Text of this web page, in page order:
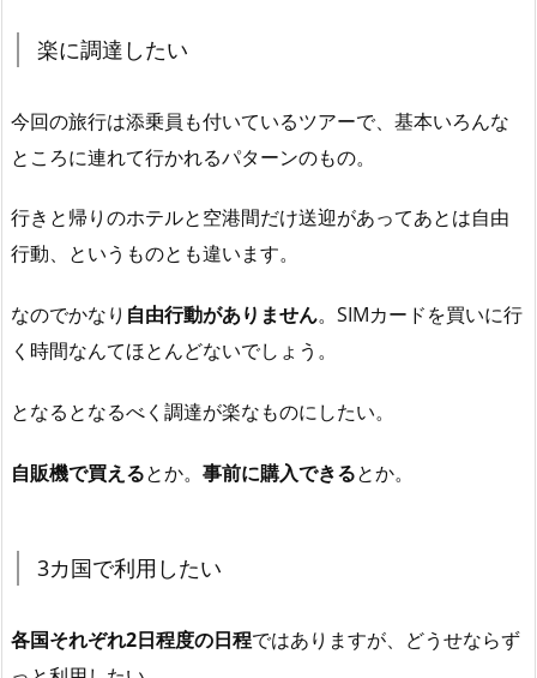
楽に調達したい
今回の旅行は添乗員も付いているツアーで、基本いろんな
ところに連れて行かれるパターンのもの。
行きと帰りのホテルと空港間だけ送迎があってあとは自由
行動、というものとも違います。
なのでかなり 自由行動がありません。SIMカードを買いに行
く時間なんてほとんどないでしょう。
となるとなるべく調達が楽なものにしたい。
自販機で買えるとか。 事前に購入できるとか。
3カ国で利用したい
各国それぞれ2日程度の日程ではありますが、どうせならず